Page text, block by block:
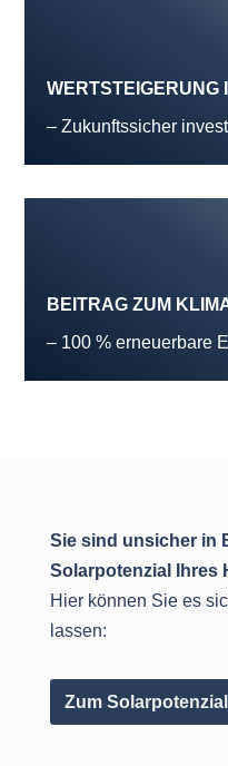
WERTSTEIGERUNG
– Zukunftssicher
BEITRAG ZUM
– 100 % erneuerbare
Sie sind unsicher in
Solarpotenzial Ihres
Hier können Sie es
lassen:
Zum